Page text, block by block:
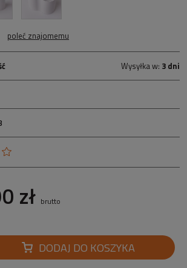
poleć znajomemu
Wysyłka w: 3 dni
zł brutto
DODAJ DO KOSZYKA